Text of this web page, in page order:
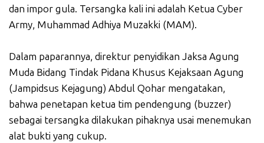
dan impor gula. Tersangka kali ini adalah Ketua Cyber
Army, Muhammad Adhiya Muzakki (MAM).
Dalam paparannya, direktur penyidikan Jaksa Agung
Muda Bidang Tindak Pidana Khusus Kejaksaan Agung
(Jampidsus Kejagung) Abdul Qohar mengatakan,
bahwa penetapan ketua tim pendengung (buzzer)
sebagai tersangka dilakukan pihaknya usai menemukan
alat bukti yang cukup.